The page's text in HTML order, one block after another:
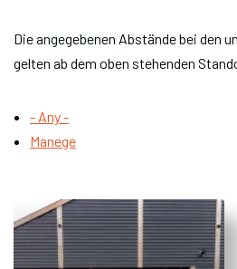
Die angegebenen Abstände bei den
gelten ab dem oben stehenden
- Any -
Manege